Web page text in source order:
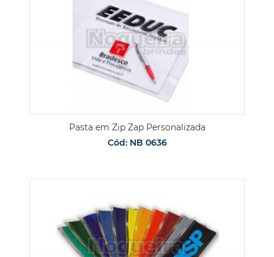
Pasta em Zip Zap Personalizada
Cód: NB 0636